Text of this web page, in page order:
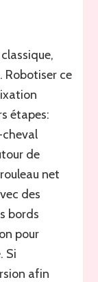
Robotiser ce
étapes:
cheval
de
net
des
bords
pour
Si
afin